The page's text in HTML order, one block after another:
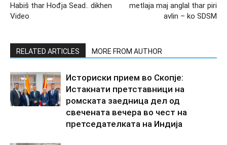
Habiš thar Hođja Sead.. dikhen
Video
metlaja maj anglal thar piri
avlin – ko SDSM
RELATED ARTICLES MORE FROM AUTHOR
Историски прием во Скопје:
Истакнати претставници на
ромската заедница дел од
свечената вечера во чест на
претседателката на Индија